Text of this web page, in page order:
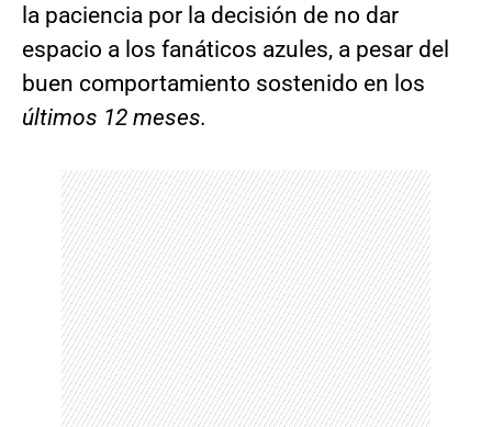
la paciencia por la decisión de no dar
espacio a los fanáticos azules, a pesar del
buen comportamiento sostenido en los
últimos 12 meses.